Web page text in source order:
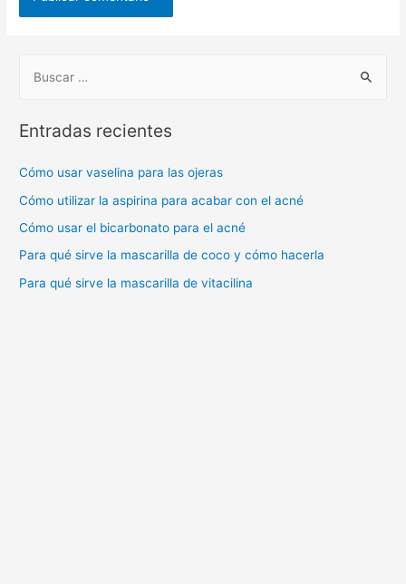
c
Entradas recientes
Cómo usar vaselina para las ojeras
Cómo utilizar la aspirina para acabar con el acné
Cómo usar el bicarbonato para el acné
Para qué sirve la mascarilla de coco y cómo hacerla
Para qué sirve la mascarilla de vitacilina